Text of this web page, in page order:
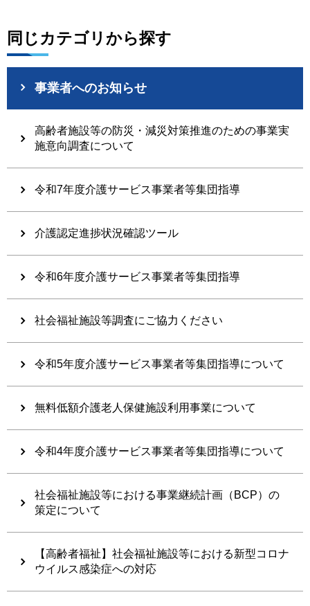
同じカテゴリから探す
事業者へのお知らせ
高齢者施設等の防災・減災対策推進のための事業実
施意向調査について
令和7年度介護サービス事業者等集団指導
介護認定進捗状況確認ツール
令和6年度介護サービス事業者等集団指導
社会福祉施設等調査にご協力ください
令和5年度介護サービス事業者等集団指導について
無料低額介護老人保健施設利用事業について
令和4年度介護サービス事業者等集団指導について
社会福祉施設等における事業継続計画（BCP）の
策定について
【高齢者福祉】社会福祉施設等における新型コロナ
ウイルス感染症への対応